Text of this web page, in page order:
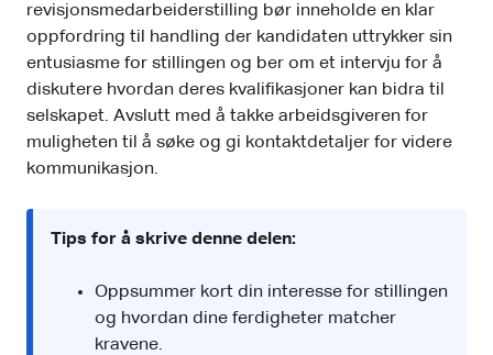
revisjonsmedarbeiderstilling bør inneholde en klar
oppfordring til handling der kandidaten uttrykker sin
entusiasme for stillingen og ber om et intervju for å
diskutere hvordan deres kvalifikasjoner kan bidra til
selskapet. Avslutt med å takke arbeidsgiveren for
muligheten til å søke og gi kontaktdetaljer for videre
kommunikasjon.
Tips for å skrive denne delen:
Oppsummer kort din interesse for stillingen
og hvordan dine ferdigheter matcher
kravene.